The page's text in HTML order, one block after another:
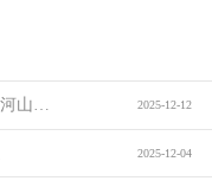
【运河记忆】张明福：东平学派与京杭运河山东段的贯通 2025-12-12
2025-12-04